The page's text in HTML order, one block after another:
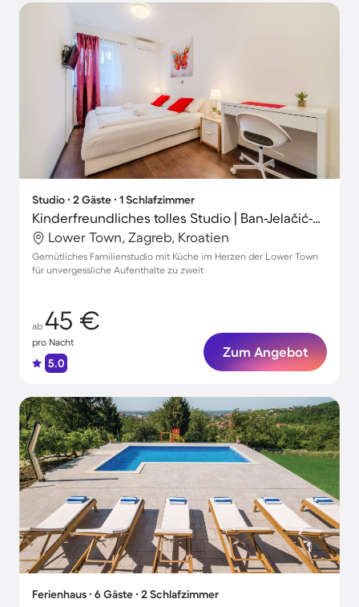
Studio ∙ 2 Gäste ∙ 1 Schlafzimmer
Kinderfreundliches tolles Studio | Ban-Jelačić-Platz in der Nähe
Lower Town, Zagreb, Kroatien
Gemütliches Familienstudio mit Küche im Herzen der Lower Town
für unvergessliche Aufenthalte zu zweit
ab 45 €
pro Nacht
5.0
Zum Angebot
Ferienhaus ∙ 6 Gäste ∙ 2 Schlafzimmer